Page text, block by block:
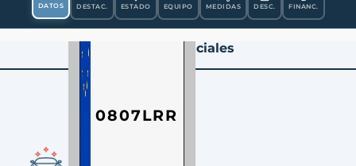
DATOS DESTAC. ESTADO EQUIPO MEDIDAS DESC. FINANC.
Datos Esenciales
0807LRR